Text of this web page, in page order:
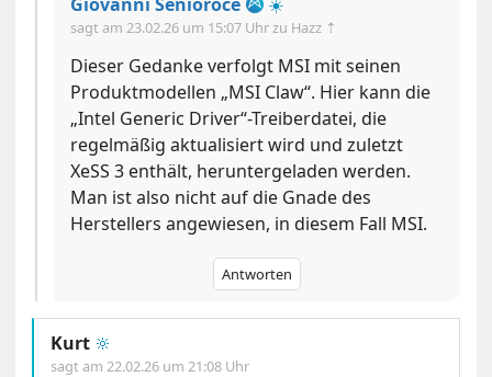
sagt am23.02.26 um 15:07 Uhrzu Hazz ⇡
Dieser Gedanke verfolgt MSI mit seinen
Produktmodellen „MSI Claw“. Hier kann die
„Intel Generic Driver“-Treiberdatei, die
regelmäßig aktualisiert wird und zuletzt
XeSS 3 enthält, heruntergeladen werden.
Man ist also nicht auf die Gnade des
Herstellers angewiesen, in diesem Fall MSI.
Antworten
Kurt 🔆
sagt am22.02.26 um 21:08 Uhr